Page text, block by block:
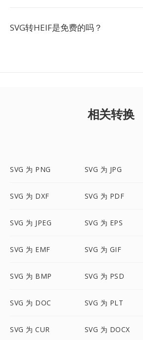
SVG转HEIF是免费的吗？
相关转换
SVG 为 PNG SVG 为 JPG
SVG 为 DXF SVG 为 PDF
SVG 为 JPEG SVG 为 EPS
SVG 为 EMF SVG 为 GIF
SVG 为 BMP SVG 为 PSD
SVG 为 DOC SVG 为 PLT
SVG 为 CUR SVG 为 DOCX